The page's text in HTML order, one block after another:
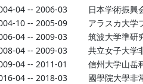
04 -- 2006-03
日本学術振興
10 -- 2005-09
アラスカ大学
04 -- 2009-03
筑波大学準研
04 -- 2009-03
共立女子大学
04 -- 2011-01
信州大学山岳
04 -- 2018-03
國學院大學非